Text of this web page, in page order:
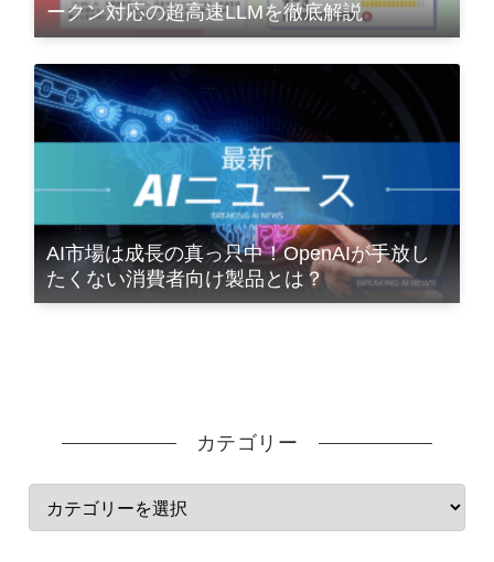
ークン対応の超高速LLMを徹底解説
AI市場は成長の真っ只中！OpenAIが手放し
たくない消費者向け製品とは？
カテゴリー